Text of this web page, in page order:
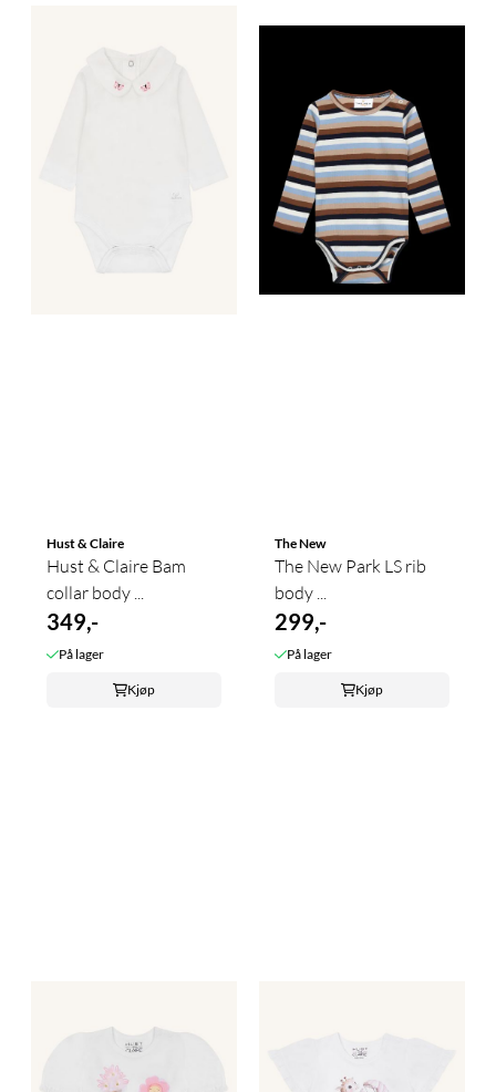
Hust & Claire
Hust & Claire Bam
collar body ...
349,-
På lager
Kjøp
The New
The New Park LS rib
body ...
299,-
På lager
Kjøp